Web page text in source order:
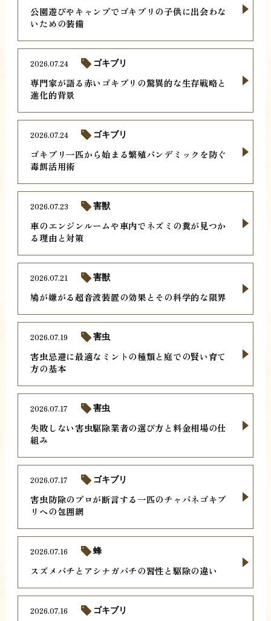
公園遊びやキャンプでゴキブリの子供に出会わな
いための装備
専門家が語る赤いゴキブリの驚異的な生存戦略と
進化的背景
2026.07.24 ゴキブリ
ゴキブリ一匹から始まる繁殖パンデミックを防ぐ
毒餌活用術
2026.07.24 ゴキブリ
車のエンジンルームや車内でネズミの糞が見つか
る理由と対策
2026.07.23 害獣
鳩が嫌がる超音波装置の効果とその科学的な限界
2026.07.21 害獣
害虫忌避に最適なミントの種類と庭での賢い育て
方の基本
2026.07.19 害虫
失敗しない害虫駆除業者の選び方と料金相場の仕
組み
2026.07.17 害虫
害虫防除のプロが断言する一匹のチャバネゴキブ
リへの包囲網
2026.07.17 ゴキブリ
スズメバチとアシナガバチの習性と駆除の違い
2026.07.16 蜂
2026.07.16 ゴキブリ